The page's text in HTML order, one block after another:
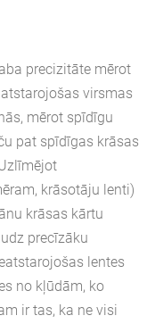
precizitāte mērot
virsmas
mērot spīdīgu
pat spīdīgas krāsas
krāsotāju lenti)
krāsas kārtu
precīzāku
lentes
no kļūdām, ko
ir tas, ka ne visi